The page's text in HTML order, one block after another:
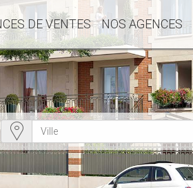
DE VENTES NOS AGENCES